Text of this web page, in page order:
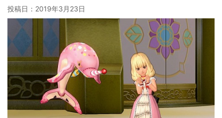
投稿日： 2019年3月23日